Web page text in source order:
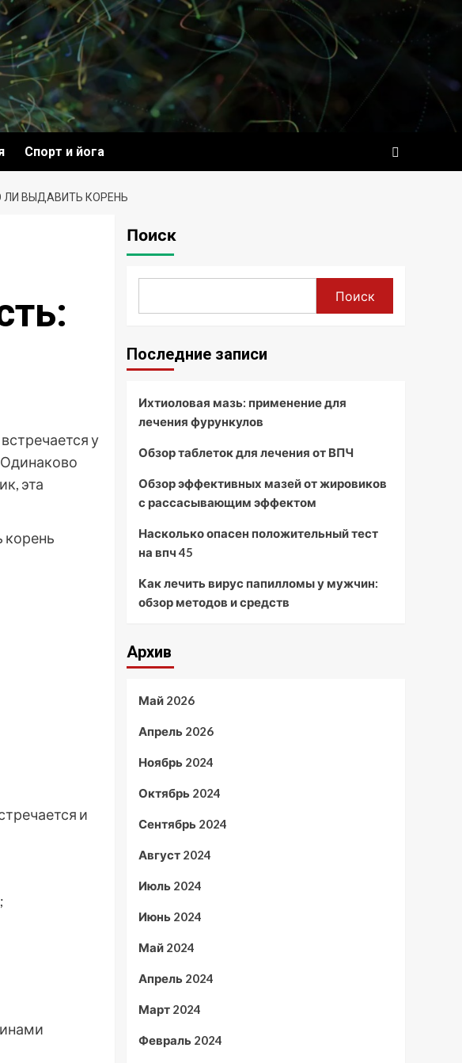
Спорт и йога
ВЫДАВИТЬ КОРЕНЬ
у
Одинаково
эта
и
Поиск
Поиск
Последние записи
Ихтиоловая мазь: применение для
лечения фурункулов
Обзор таблеток для лечения от ВПЧ
Обзор эффективных мазей от жировиков
с рассасывающим эффектом
Насколько опасен положительный тест
на впч 45
Как лечить вирус папилломы у мужчин:
обзор методов и средств
Архив
Май 2026
Апрель 2026
Ноябрь 2024
Октябрь 2024
Сентябрь 2024
Август 2024
Июль 2024
Июнь 2024
Май 2024
Апрель 2024
Март 2024
Февраль 2024